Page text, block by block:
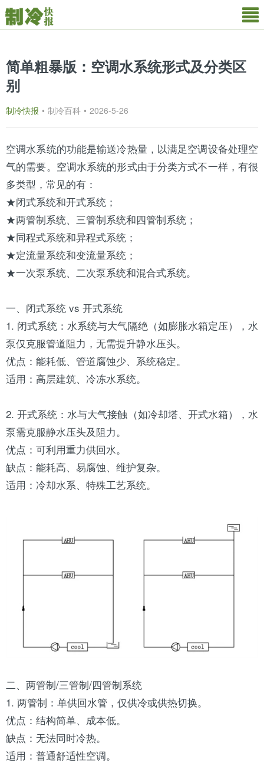
简单粗暴版：空调水系统形式及分类区
别
制冷快报 • 制冷百科 • 2026-5-26
空调水系统的功能是输送冷热量，以满足空调设备处理空
气的需要。空调水系统的形式由于分类方式不一样，有很
多类型，常见的有：
★闭式系统和开式系统；
★两管制系统、三管制系统和四管制系统；
★同程式系统和异程式系统；
★定流量系统和变流量系统；
★一次泵系统、二次泵系统和混合式系统。
一、闭式系统 vs 开式系统
1. 闭式系统：水系统与大气隔绝（如膨胀水箱定压）， 水
泵仅克服管道阻力，无需提升静水压头。
优点：能耗低、管道腐蚀少、系统稳定。
适用：高层建筑、冷冻水系统。
2. 开式系统：水与大气接触（如冷却塔、开式水箱），水
泵需克服静水压头及阻力。
优点：可利用重力供回水。
缺点：能耗高、易腐蚀、维护复杂。
适用：冷却水系、特殊工艺系统。
二、两管制/三管制/四管制系统
1. 两管制：单供回水管，仅供冷或供热切换。
优点：结构简单、成本低。
缺点：无法同时冷热。
适用：普通舒适性空调。